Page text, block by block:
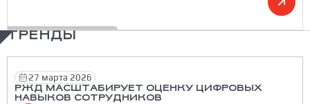
ТРЕНДЫ
27 марта 2026
РЖД МАСШТАБИРУЕТ ОЦЕНКУ ЦИФРОВЫХ
НАВЫКОВ СОТРУДНИКОВ